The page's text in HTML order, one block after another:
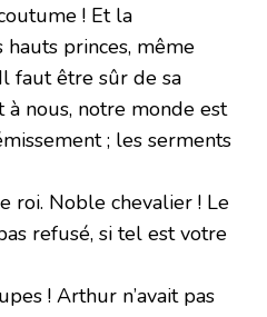
! Et la
princes, même
faut être sûr de sa
à nous, notre monde est
; les serments
roi. Noble chevalier ! Le
refusé, si tel est votre
! Arthur n’avait pas